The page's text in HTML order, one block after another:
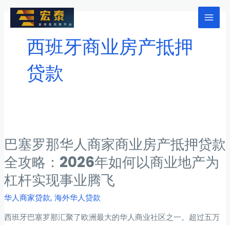
Main
西班牙商业房产抵押
贷款
巴塞罗那华人商家商业房产抵押贷款
全攻略：2026年如何以商业地产为
杠杆实现事业腾飞
华人商家贷款, 海外华人贷款
西班牙巴塞罗那汇聚了欧洲最大的华人商业社区之一。超过五万